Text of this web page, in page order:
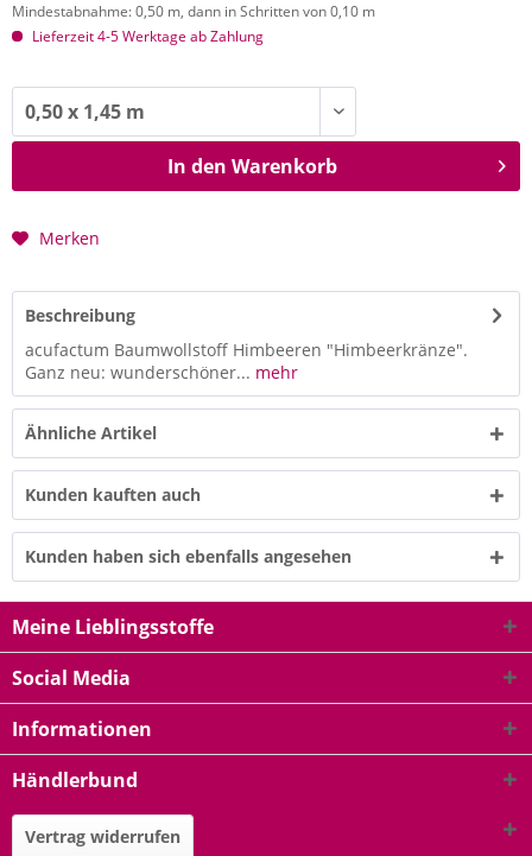
Mindestabnahme: 0,50 m, dann in Schritten von 0,10 m
Lieferzeit 4-5 Werktage ab Zahlung
In den Warenkorb
Merken
Beschreibung
acufactum Baumwollstoff Himbeeren "Himbeerkränze".
Ganz neu: wunderschöner... mehr
Ähnliche Artikel
Kunden kauften auch
Kunden haben sich ebenfalls angesehen
Meine Lieblingsstoffe
Social Media
Informationen
Händlerbund
Vertrag widerrufen